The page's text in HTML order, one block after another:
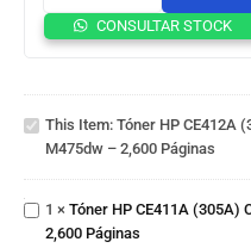
CONSULTAR STOCK
Tóner
M451dw,
– 2,600
Páginas
This Item: Tóner HP CE412A
M475dw – 2,600 Páginas
HP
CE411A
Cian
M451dw,
1 × Tóner HP CE411A (305A)
2,600 Páginas
HP
CE410A